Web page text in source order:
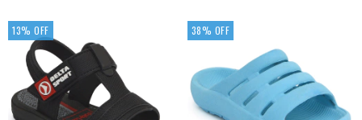
13% OFF 38% OFF